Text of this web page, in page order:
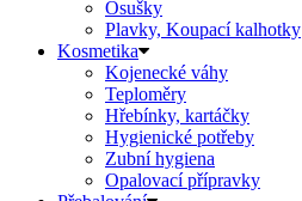
Osušky
Plavky, Koupací kalhotky
Kosmetika
Kojenecké váhy
Teploměry
Hřebínky, kartáčky
Hygienické potřeby
Zubní hygiena
Opalovací přípravky